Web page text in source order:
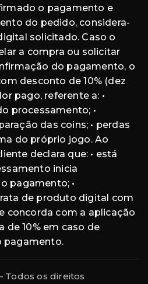
o pagamento e
do pedido, considera-
solicitado. Caso o
a compra ou solicitar
do pagamento, o
desconto de 10% (dez
pago, referente a: •
processamento; •
das coins; • perdas
do próprio jogo. Ao
declara que: • está
inicia
pagamento; •
de produto digital com
concorda com a aplicação
de 10% em caso de
pagamento.
Todos os direitos